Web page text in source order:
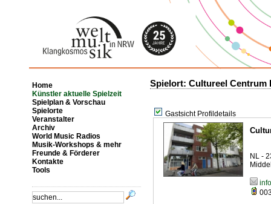
Home
Künstler aktuelle Spielzeit
Spielplan & Vorschau
Spielorte
Veranstalter
Archiv
World Music Radios
Musik-Workshops & mehr
Freunde & Förderer
Kontakte
Tools
Spielort: Cultureel Centrum
Gastsicht Profildetails
NL -